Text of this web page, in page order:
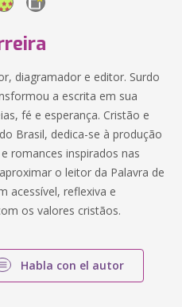
diagramador e editor. Surdo
a escrita em sua
fé e esperança. Cristão e
Brasil, dedica-se à produção
romances inspirados nas
o leitor da Palavra de
acessível, reflexiva e
os valores cristãos.
Habla con el autor